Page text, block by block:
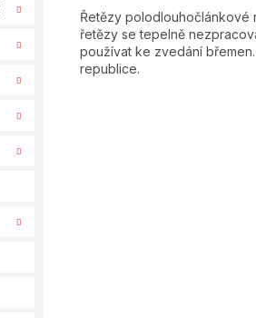
Řetězy polodlouhočlánkové
řetězy se tepelně
používat ke zvedání
republice.